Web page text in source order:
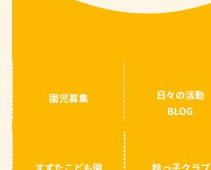
園児募集
日々の活動
BLOG